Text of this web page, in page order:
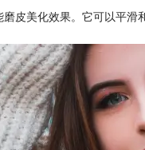
皮美化效果。它可以平